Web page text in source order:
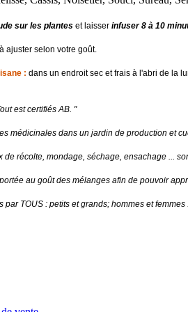
sur les plantes et laisser infuser 8 à 10
ajuster selon votre goût.
: dans un endroit sec et frais à l'abri de la
est certifiés AB. "
médicinales dans un jardin de production et
de récolte, mondage, séchage, ensachage ...
au goût des mélanges afin de pouvoir
par TOUS : petits et grands; hommes et